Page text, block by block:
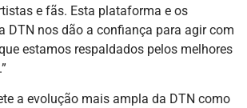
e fãs. Esta plataforma e os
DTN nos dão a confiança para agir com
estamos respaldados pelos melhores
a evolução mais ampla da DTN como